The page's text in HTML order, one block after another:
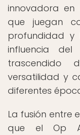
innovadora en
que juegan
profundidad y
influencia
trascendido
versatilidad y
diferentes
La fusión entre
que el Op